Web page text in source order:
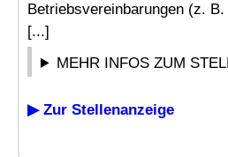
Betriebsvereinbarungen (z.
[...]
MEHR INFOS ZUM
▶ Zur Stellenanzeige